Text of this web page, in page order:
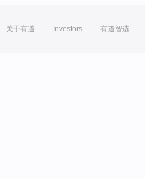
关于有道 Investors 有道智选